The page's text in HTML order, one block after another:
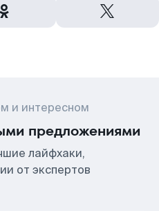
и интересном
предложениями
лайфхаки,
от экспертов